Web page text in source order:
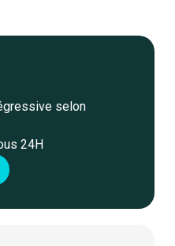
selon
24H